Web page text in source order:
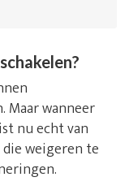
Maar wanneer
nu echt van
weigeren te